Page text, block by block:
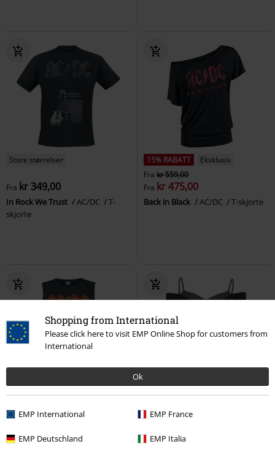
Shopping from International
Please click here to visit EMP Online Shop for customers from
International
Ok
EMP International EMP France
EMP Deutschland EMP Italia
Store størrelser
Fra kr 349,00
In Rock We Trust AC/DC
T-
skjorte
15% RABATT
Eksklusiv
Fra kr 559,00
Fra kr 475,00
Back in Black AC/DC T-skjorte
%
kr 369,00
Amplified Collection - Logo
Eksklusiv
Avtakbare deler
KPI
kr 479,00
EMP Signature Collection